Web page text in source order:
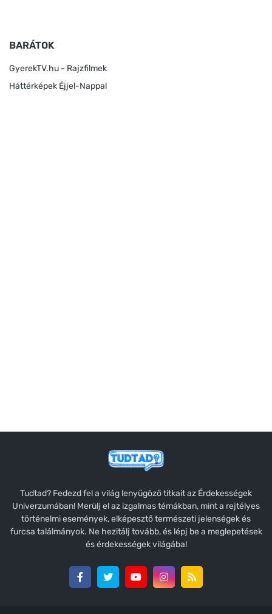
BARÁTOK
GyerekTV.hu - Rajzfilmek
Háttérképek Éjjel-Nappal
Tudtad? Fedezd fel a világ lenyűgöző titkait az Érdekességek
Univerzumában! Merülj el az izgalmas témákban, mint a rejtélyes
történelmi események, elképesztő természeti jelenségek és
furcsa találmányok. Ne hezitálj tovább, és lépj be a meglepetések
és érdekességek világába!